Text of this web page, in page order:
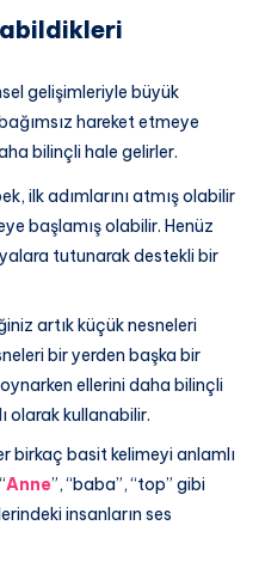
gelişimleriyle büyük
hareket etmeye
bilinçli hale gelirler.
ilk adımlarını atmış olabilir
başlamış olabilir. Henüz
tutunarak destekli bir
artık küçük nesneleri
bir yerden başka bir
ellerini daha bilinçli
olarak kullanabilir.
birkaç basit kelimeyi anlamlı
Anne”, “baba”, “top” gibi
insanların ses